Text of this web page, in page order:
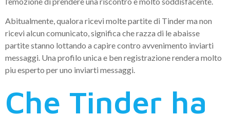
Abitualmente, qualora ricevi molte partite di Tinder ma non
ricevi alcun comunicato, significa che razza di le abaisse
partite stanno lottando a capire contro avvenimento inviarti
messaggi. Una profilo unica e ben registrazione rendera molto
piu esperto per uno inviarti messaggi.
Che Tinder ha